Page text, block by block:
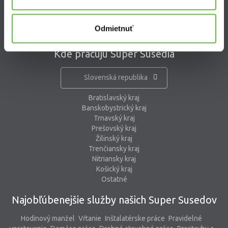
Odmietnuť
Kde pracujú Super Susedia
Slovenská republika
Bratislavský kraj
Banskobystrický kraj
Trnavský kraj
Prešovský kraj
Žilinský kraj
Trenčiansky kraj
Nitriansky kraj
Košický kraj
Ostatné
Najobľúbenejšie služby našich Super Susedov
Hodinový manžel Vŕtanie Inštalatérske práce Pravidelné